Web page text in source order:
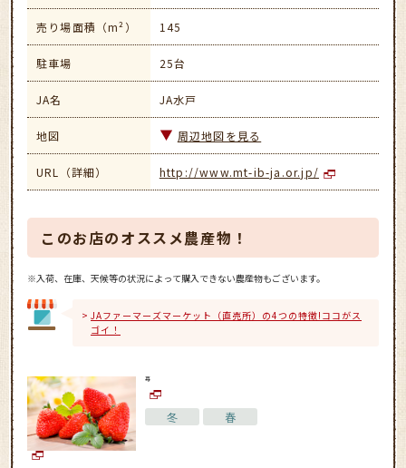
売り場面積（m²） 145
駐車場 25台
JA名 JA水戸
地図 周辺地図を見る
URL（詳細） http://www.mt-ib-ja.or.jp/
このお店のオススメ農産物！
※入荷、在庫、天候等の状況によって購入できない農産物もございます。
JAファーマーズマーケット（直売所）の4つの特徴!ココがス
ゴイ！
苺
冬 春